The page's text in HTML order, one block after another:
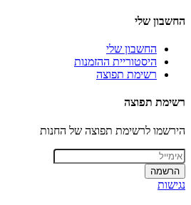
החשבון שלי
החשבון שלי
היסטוריית ההזמנות
רשימת תפוצה
רשימת תפוצה
הירשמו לרשימת תפוצה של החנות
הרשמה
נגישות